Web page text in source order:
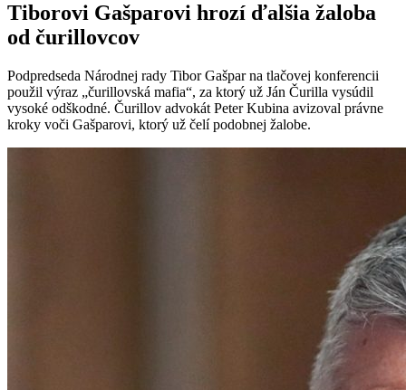
Tiborovi Gašparovi hrozí ďalšia žaloba
od čurillovcov
Podpredseda Národnej rady Tibor Gašpar na tlačovej konferencii
použil výraz „čurillovská mafia“, za ktorý už Ján Čurilla vysúdil
vysoké odškodné. Čurillov advokát Peter Kubina avizoval právne
kroky voči Gašparovi, ktorý už čelí podobnej žalobe.